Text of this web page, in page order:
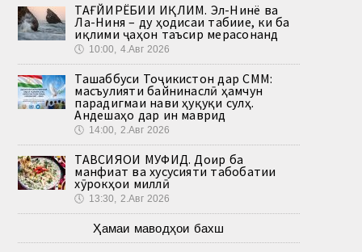
ТАҒЙИРЁБИИ ИҚЛИМ. Эл-Нинё ва
Ла-Ниня – ду ҳодисаи табиие, ки ба
иқлими ҷаҳон таъсир мерасонанд
🕔 10:00, 4.Авг 2026
Ташаббуси Тоҷикистон дар СММ:
масъулияти байнинаслӣ ҳамчун
парадигмаи нави ҳуқуқи сулҳ.
Андешаҳо дар ин маврид
🕔 14:00, 2.Авг 2026
ТАВСИЯҲОИ МУФИД. Доир ба
манфиат ва хусусияти табобатии
хӯрокҳои миллӣ
🕔 13:30, 2.Авг 2026
Ҳамаи маводҳои бахш